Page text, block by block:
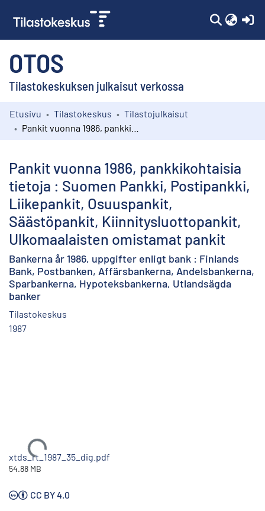
OTOS
Tilastokeskuksen julkaisut verkossa
Kokoelmat
Etusivu Tilastokeskus
Tilastojulkaisut
Pankit vuonna 1986, pankkikohtaisia
tietoja : Suomen Pankki, Postipankki,
Liikepankit, Osuuspankit,
Säästöpankit, Kiinnitysluottopankit,
Ulkomaalaisten omistamat pankit
Bankerna år 1986, uppgifter enligt bank : Finlands
Bank, Postbanken, Affärsbankerna, Andelsbankerna,
Sparbankerna, Hypoteksbankerna, Utlandsägda
banker
Tilastokeskus
1987
Ladataan...
xtds_rt_1987_35_dig.pdf
54.88 MB
CC BY 4.0